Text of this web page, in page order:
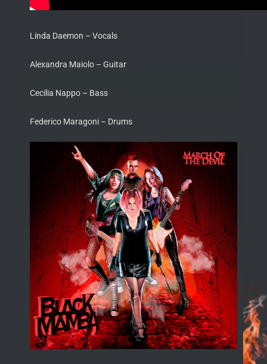
Linda Daemon – Vocals
Alexandra Maiolo – Guitar
Cecilia Nappo – Bass
Federico Maragoni – Drums